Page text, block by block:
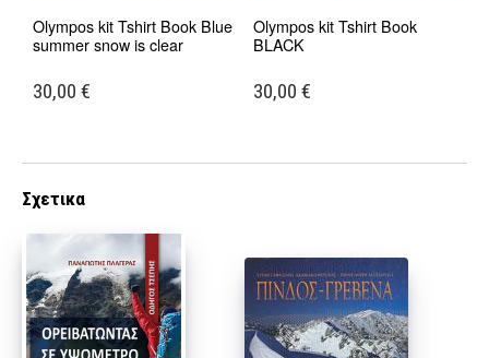
σελίδα
του
προϊόντος
σελίδα
του
προϊόντος
Olympos kit Tshirt Book Blue
summer snow is clear
30,00 €
προϊόν
πολλαπλές
παραλλαγές.
επιλογές
μπορούν
να
επιλεγούν
Olympos kit Tshirt Book
BLACK
30,00 €
προϊόν
Οι
επιλογές
μπορούν
να
επιλεγούν
Σχετικα